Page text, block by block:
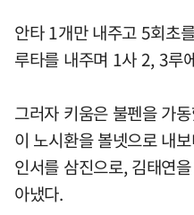
안타 1개만 내주고 5회초
루타를 내주며 1사 2, 3루
그러자 키움은 불펜을 가
이 노시환을 볼넷으로 내
인서를 삼진으로, 김태연
아냈다.